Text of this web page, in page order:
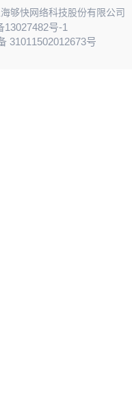
够快网络科技股份有限公司
13027482号-1
31011502012673号